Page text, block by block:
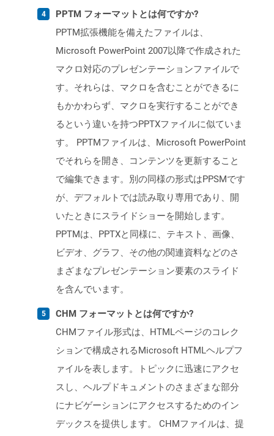
PPTM フォーマットとは何ですか?
PPTM拡張機能を備えたファイルは、
Microsoft PowerPoint 2007以降で作成された
マクロ対応のプレゼンテーションファイルで
す。それらは、マクロを含むことができるに
もかかわらず、マクロを実行することができ
るという違いを持つPPTXファイルに似ていま
す。 PPTMファイルは、Microsoft PowerPoint
でそれらを開き、コンテンツを更新すること
で編集できます。別の同様の形式はPPSMです
が、デフォルトでは読み取り専用であり、開
いたときにスライドショーを開始します。
PPTMは、PPTXと同様に、テキスト、画像、
ビデオ、グラフ、その他の関連資料などのさ
まざまなプレゼンテーション要素のスライド
を含んでいます。
CHM フォーマットとは何ですか?
CHMファイル形式は、HTMLページのコレク
ションで構成されるMicrosoft HTMLヘルプフ
ァイルを表します。トピックに迅速にアクセ
スし、ヘルプドキュメントのさまざまな部分
にナビゲーションにアクセスするためのイン
デックスを提供します。 CHMファイルは、提